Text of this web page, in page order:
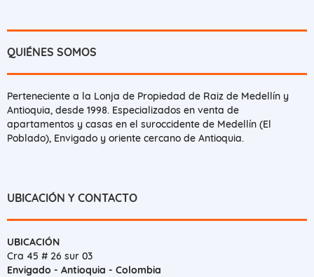
QUIÉNES SOMOS
Perteneciente a la Lonja de Propiedad de Raiz de Medellín y
Antioquia, desde 1998. Especializados en venta de
apartamentos y casas en el suroccidente de Medellín (El
Poblado), Envigado y oriente cercano de Antioquia.
UBICACIÓN Y CONTACTO
UBICACIÓN
Cra 45 # 26 sur 03
Envigado - Antioquia - Colombia